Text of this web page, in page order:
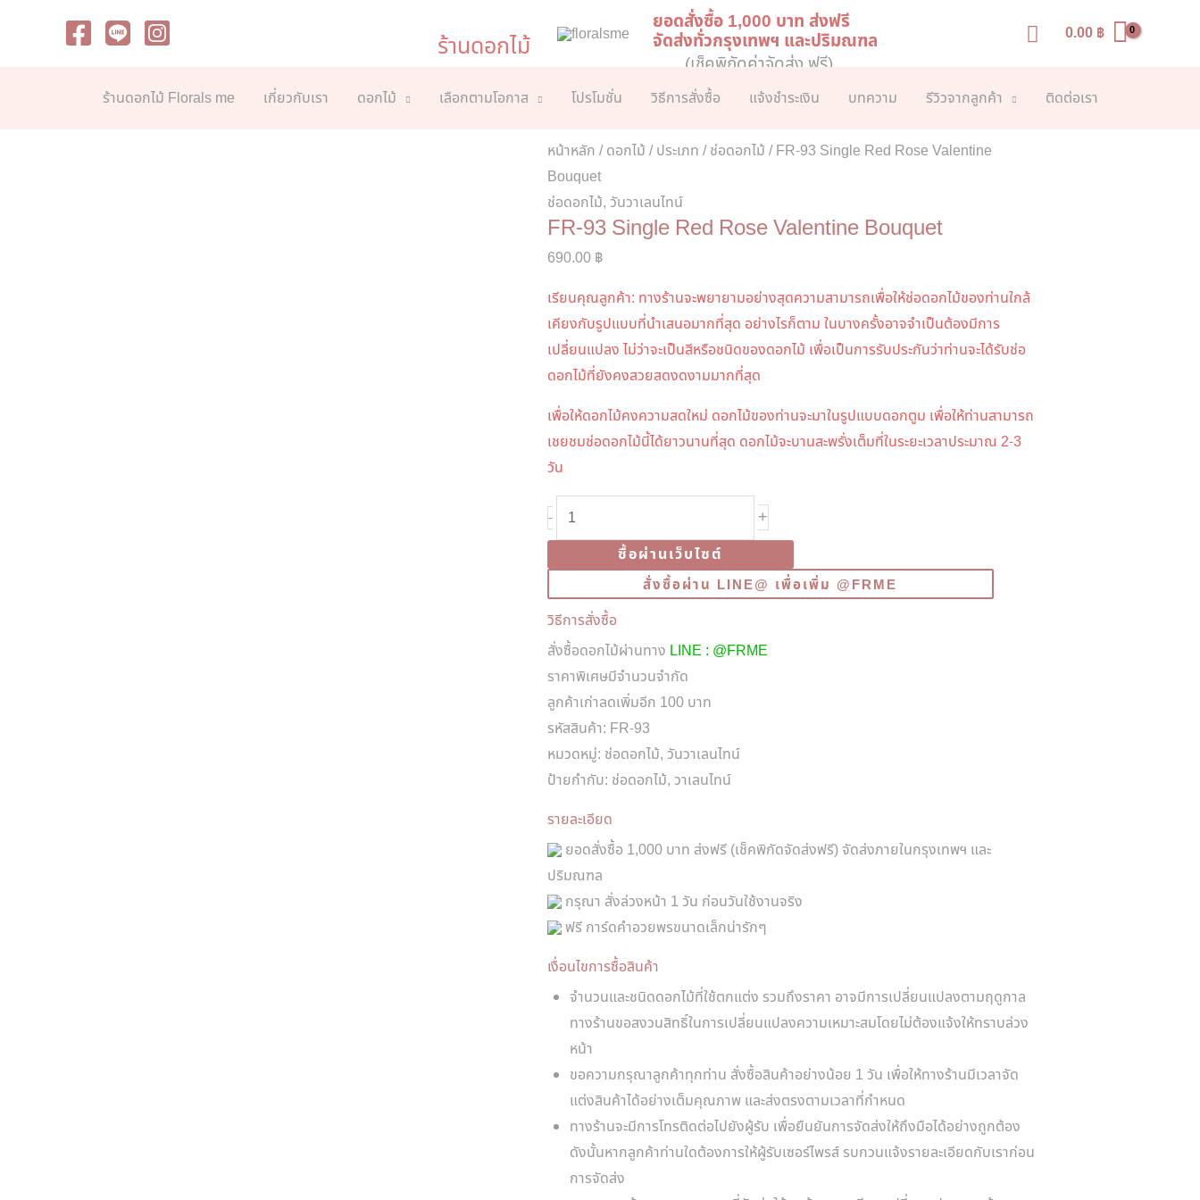
ร้านดอกไม้
ยอดสั่งซื้อ 1,000 บาท ส่งฟรี
จัดส่งทั่วกรุงเทพฯ และปริมณฑล
(เช็คพิกัดค่าจัดส่ง ฟรี)
Search
0.00 ฿
ร้านดอกไม้ Florals me เกี่ยวกับเรา ดอกไม้ เลือกตามโอกาส โปรโมชั่น วิธีการสั่งซื้อ แจ้งชำระเงิน บทความ รีวิวจากลูกค้า ติดต่อเรา
หน้าหลัก /ดอกไม้ /ประเภท /ช่อดอกไม้ / FR-93 Single Red Rose Valentine
Bouquet
ช่อดอกไม้, วันวาเลนไทน์
FR-93 Single Red Rose Valentine Bouquet
690.00 ฿
เรียนคุณลูกค้า: ทางร้านจะพยายามอย่างสุดความสามารถเพื่อให้ช่อดอกไม้ของท่านใกล้
เคียงกับรูปแบบที่นำเสนอมากที่สุด อย่างไรก็ตาม ในบางครั้งอาจจำเป็นต้องมีการ
เปลี่ยนแปลง ไม่ว่าจะเป็นสีหรือชนิดของดอกไม้ เพื่อเป็นการรับประกันว่าท่านจะได้รับช่อ
ดอกไม้ที่ยังคงสวยสดงดงามมากที่สุด
เพื่อให้ดอกไม้คงความสดใหม่ ดอกไม้ของท่านจะมาในรูปแบบดอกตูม เพื่อให้ท่านสามารถ
เชยชมช่อดอกไม้นี้ได้ยาวนานที่สุด ดอกไม้จะบานสะพรั่งเต็มที่ในระยะเวลาประมาณ 2-3
วัน
-
จำนวน
Red
Rose
Valentine
Bouquet
ชิ้น
+
ซื้อผ่านเว็บไซต์
สั่งซื้อผ่าน LINE@ เพื่อเพิ่ม @FRME
วิธีการสั่งซื้อ
สั่งซื้อดอกไม้ผ่านทาง LINE : @FRME
ราคาพิเศษมีจำนวนจำกัด
ลูกค้าเก่าลดเพิ่มอีก 100 บาท
รหัสสินค้า: FR-93
หมวดหมู่: ช่อดอกไม้, วันวาเลนไทน์
ป้ายกำกับ: ช่อดอกไม้, วาเลนไทน์
รายละเอียด
ยอดสั่งซื้อ 1,000 บาท ส่งฟรี (เช็คพิกัดจัดส่งฟรี) จัดส่งภายในกรุงเทพฯ และ
ปริมณฑล
กรุณา สั่งล่วงหน้า 1 วัน ก่อนวันใช้งานจริง
ฟรี การ์ดคำอวยพรขนาดเล็กน่ารักๆ
เงื่อนไขการซื้อสินค้า
จำนวนและชนิดดอกไม้ที่ใช้ตกแต่ง รวมถึงราคา อาจมีการเปลี่ยนแปลงตามฤดูกาล
ทางร้านขอสงวนสิทธิ์ในการเปลี่ยนแปลงความเหมาะสมโดยไม่ต้องแจ้งให้ทราบล่วง
หน้า
ขอความกรุณาลูกค้าทุกท่าน สั่งซื้อสินค้าอย่างน้อย 1 วัน เพื่อให้ทางร้านมีเวลาจัด
แต่งสินค้าได้อย่างเต็มคุณภาพ และส่งตรงตามเวลาที่กำหนด
ทางร้านจะมีการโทรติดต่อไปยังผู้รับ เพื่อยืนยันการจัดส่งให้ถึงมือได้อย่างถูกต้อง
ดังนั้นหากลูกค้าท่านใดต้องการให้ผู้รับเซอร์ไพรส์ รบกวนแจ้งรายละเอียดกับเราก่อน
การจัดส่ง